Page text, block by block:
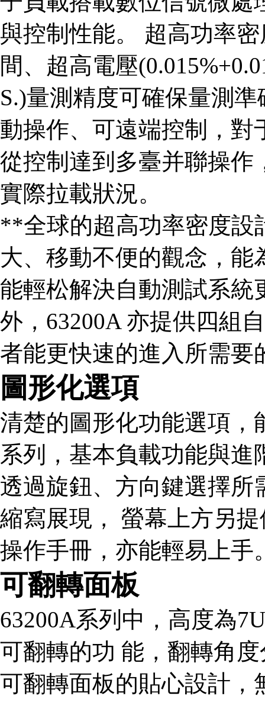
與控制性能。 超高功率
間、超高電壓
S.)量測精度可確保量測
動操作、可遠端控制，對
從控制達到多臺并聯操作
實際拉載狀況。
**全球的超高功率密度設
大、移動不便的觀念，
能輕松解決自動測試系統
外，63200A 亦提供四組
者能更快速的進入所需要
圖形化選項
清楚的圖形化功能選項，
系列，基本負載功能與
透過旋鈕、方向鍵選擇所
縮寫展現， 螢幕上方另
操作手冊，亦能輕易上手
可翻轉面板
63200A系列中，高度為
可翻轉的功 能，翻轉角度
可翻轉面板的貼心設計，